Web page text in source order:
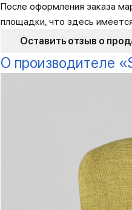
Оставить отзыв о
После оформления заказа
площадки, что здесь
О производителе